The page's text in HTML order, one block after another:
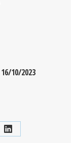
16/10/2023
Share